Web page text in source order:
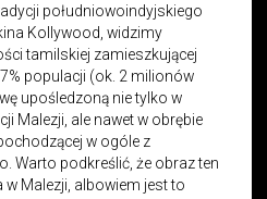
południowoindyjskiego
Kollywood, widzimy
tamilskiej zamieszkującej
populacji (ok. 2 milionów
upośledzoną nie tylko w
Malezji, ale nawet w obrębie
w ogóle z
Warto podkreślić, że obraz ten
Malezji, albowiem jest to